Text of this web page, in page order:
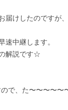
届けしたのですが
速中継します。
解説です☆
で、た〜〜〜〜〜